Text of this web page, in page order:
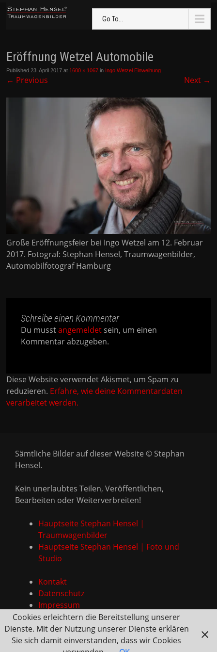
Go To...
Eröffnung Wetzel Automobile
Published23. April 2017 at 1600 × 1067 in Ingo Wetzel Einweihung
← Previous Next →
Große Eröffnungsfeier bei Ingo Wetzel am 12. Februar
2017. Fotograf: Stephan Hensel, Traumwagenbilder,
Automobilfotograf Hamburg
Schreibe einen Kommentar
Du musstangemeldet sein, um einen
Kommentar abzugeben.
Diese Website verwendet Akismet, um Spam zu
reduzieren. Erfahre, wie deine Kommentardaten
verarbeitet werden.
Sämtliche Bilder auf dieser Website © Stephan
Hensel.
Kein unerlaubtes Teilen, Veröffentlichen,
Bearbeiten oder Weiterverbreiten!
Hauptseite Stephan Hensel |
Traumwagenbilder
Hauptseite Stephan Hensel | Foto und
Studio
Kontakt
Datenschutz
Impressum
Cookies erleichtern die Bereitstellung unserer
Dienste. Mit der Nutzung unserer Dienste erklären
Sie sich damit einverstanden, dass wir Cookies